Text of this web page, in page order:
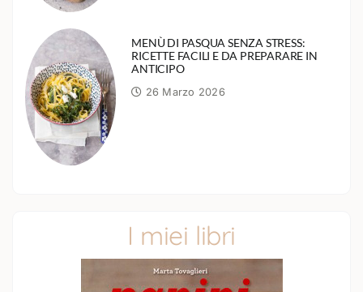
MENÙ DI PASQUA SENZA STRESS:
RICETTE FACILI E DA PREPARARE IN
ANTICIPO
26 Marzo 2026
I miei libri